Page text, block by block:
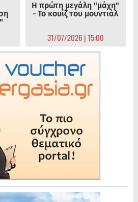
Η πρώτη μεγάλη "μάχη"
- Το κουίζ του μουντιάλ
31/07/2026 | 15:00